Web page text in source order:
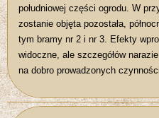
południowej części ogrodu. W
zostanie objęta pozostała,
tym bramy nr 2 i nr 3. Efekty
widoczne, ale szczegółów
na dobro prowadzonych